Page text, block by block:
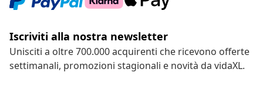
Iscriviti alla nostra newsletter
Unisciti a oltre 700.000 acquirenti che ricevono offerte
settimanali, promozioni stagionali e novità da vidaXL.